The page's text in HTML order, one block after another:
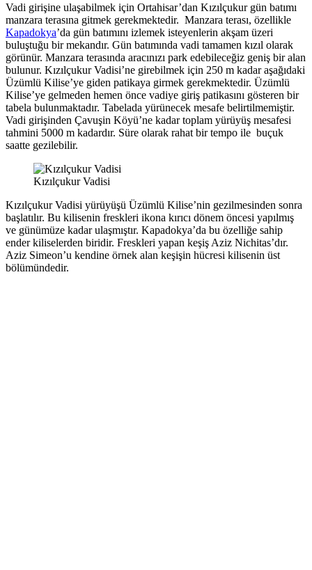
Vadi girişine ulaşabilmek için Ortahisar’dan Kızılçukur gün batımı
manzara terasına gitmek gerekmektedir. Manzara terası, özellikle
Kapadokya’da gün batımını izlemek isteyenlerin akşam üzeri
buluştuğu bir mekandır. Gün batımında vadi tamamen kızıl olarak
görünür. Manzara terasında aracınızı park edebileceğiz geniş bir alan
bulunur. Kızılçukur Vadisi’ne girebilmek için 250 m kadar aşağıdaki
Üzümlü Kilise’ye giden patikaya girmek gerekmektedir. Üzümlü
Kilise’ye gelmeden hemen önce vadiye giriş patikasını gösteren bir
tabela bulunmaktadır. Tabelada yürünecek mesafe belirtilmemiştir.
Vadi girişinden Çavuşin Köyü’ne kadar toplam yürüyüş mesafesi
tahmini 5000 m kadardır. Süre olarak rahat bir tempo ile buçuk
saatte gezilebilir.
Kızılçukur Vadisi
Kızılçukur Vadisi yürüyüşü Üzümlü Kilise’nin gezilmesinden sonra
başlatılır. Bu kilisenin freskleri ikona kırıcı dönem öncesi yapılmış
ve günümüze kadar ulaşmıştır. Kapadokya’da bu özelliğe sahip
ender kiliselerden biridir. Freskleri yapan keşiş Aziz Nichitas’dır.
Aziz Simeon’u kendine örnek alan keşişin hücresi kilisenin üst
bölümündedir.